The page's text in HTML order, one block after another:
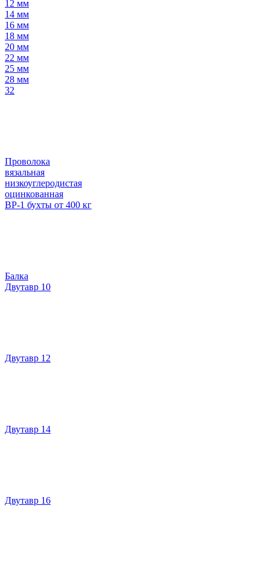
12 мм
14 мм
16 мм
18 мм
20 мм
22 мм
25 мм
28 мм
32
Проволока
вязальная
низкоуглеродистая
оцинкованная
ВР-1 бухты от 400 кг
Балка
Двутавр 10
Двутавр 12
Двутавр 14
Двутавр 16